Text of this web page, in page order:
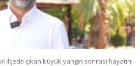
ilçede çıkan büyük yangın sonrası hayatını